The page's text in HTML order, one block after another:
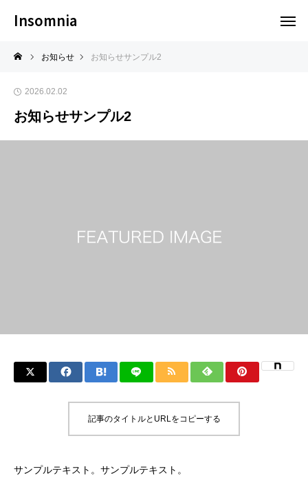
Insomnia
お知らせ お知らせサンプル2
2026.02.02
お知らせサンプル2
記事のタイトルとURLをコピーする
サンプルテキスト。サンプルテキスト。